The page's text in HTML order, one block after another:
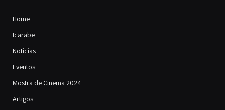
Home
Icarabe
Notícias
Eventos
Mostra de Cinema 2024
Artigos